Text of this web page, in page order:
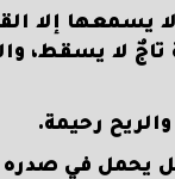
إلا
تاجٌ لا يسقط،
رحيمة.
يحمل في